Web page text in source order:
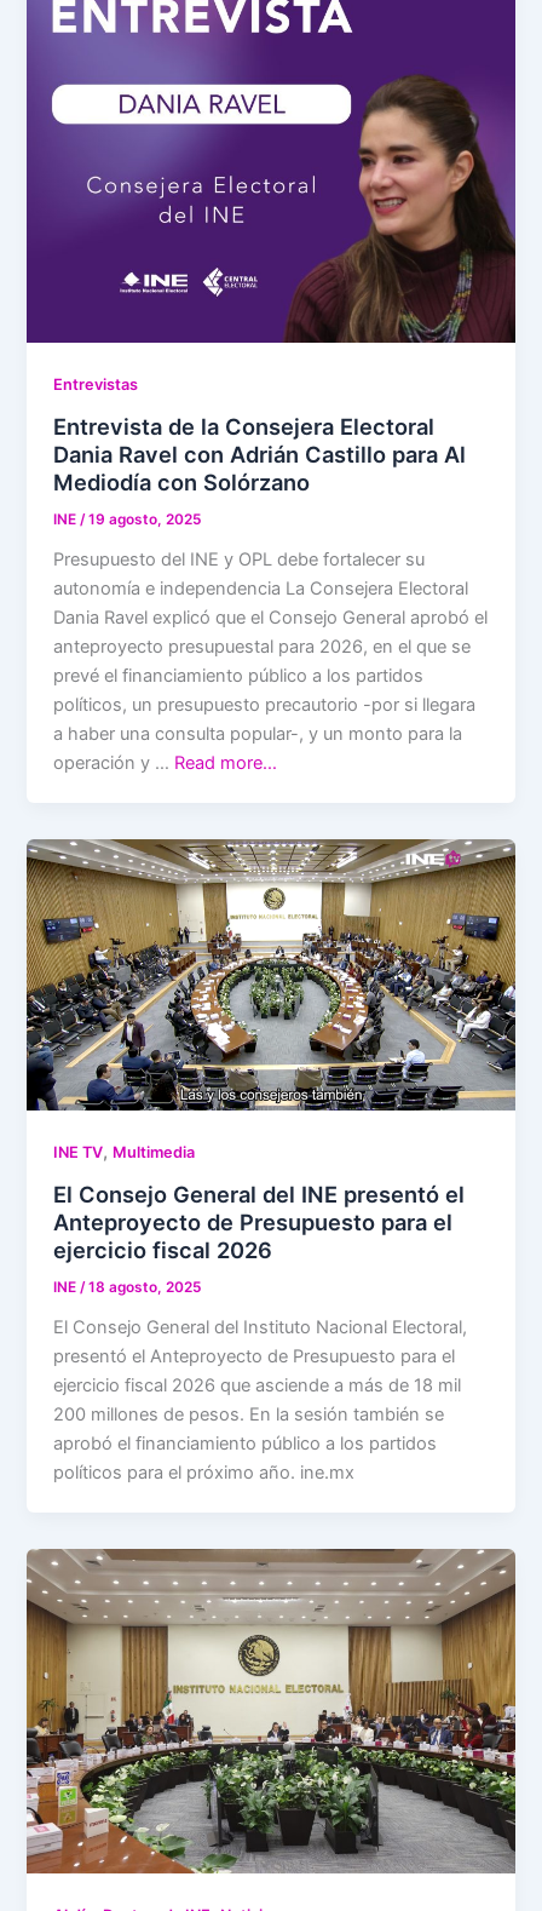
Entrevistas
Entrevista de la Consejera Electoral
Dania Ravel con Adrián Castillo para Al
Mediodía con Solórzano
INE /19 agosto, 2025
Presupuesto del INE y OPL debe fortalecer su
autonomía e independencia La Consejera Electoral
Dania Ravel explicó que el Consejo General aprobó el
anteproyecto presupuestal para 2026, en el que se
prevé el financiamiento público a los partidos
políticos, un presupuesto precautorio -por si llegara
a haber una consulta popular-, y un monto para la
operación y … Read more…
INE TV, Multimedia
El Consejo General del INE presentó el
Anteproyecto de Presupuesto para el
ejercicio fiscal 2026
INE /18 agosto, 2025
El Consejo General del Instituto Nacional Electoral,
presentó el Anteproyecto de Presupuesto para el
ejercicio fiscal 2026 que asciende a más de 18 mil
200 millones de pesos. En la sesión también se
aprobó el financiamiento público a los partidos
políticos para el próximo año. ine.mx